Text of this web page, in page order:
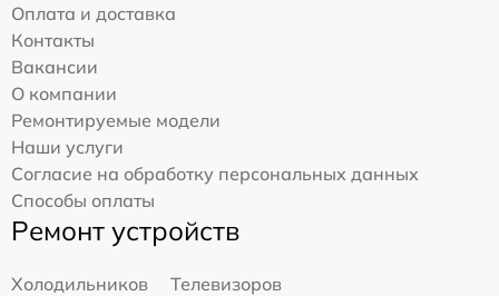
Оплата и доставка
Контакты
Вакансии
О компании
Ремонтируемые модели
Наши услуги
Согласие на обработку персональных данных
Способы оплаты
Ремонт устройств
Холодильников
Телевизоров